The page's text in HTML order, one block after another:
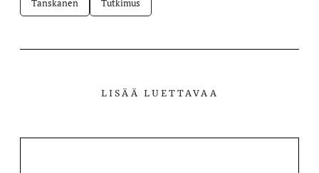
Tanskanen Tutkimus
LISÄÄ LUETTAVAA